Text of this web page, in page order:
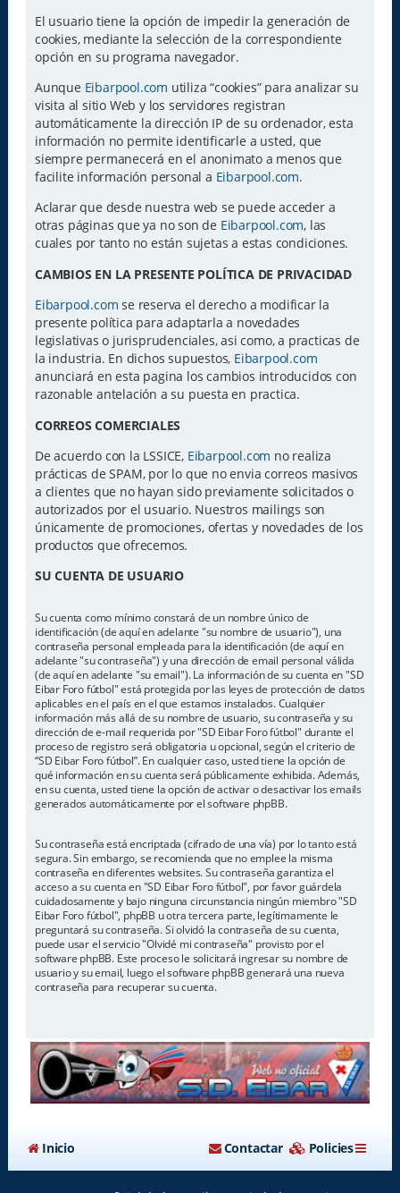
El usuario tiene la opción de impedir la generación de
cookies, mediante la selección de la correspondiente
opción en su programa navegador.
Aunque Eibarpool.com utiliza “cookies” para analizar su
visita al sitio Web y los servidores registran
automáticamente la dirección IP de su ordenador, esta
información no permite identificarle a usted, que
siempre permanecerá en el anonimato a menos que
facilite información personal a Eibarpool.com.
Aclarar que desde nuestra web se puede acceder a
otras páginas que ya no son de Eibarpool.com, las
cuales por tanto no están sujetas a estas condiciones.
CAMBIOS EN LA PRESENTE POLÍTICA DE PRIVACIDAD
Eibarpool.com se reserva el derecho a modificar la
presente política para adaptarla a novedades
legislativas o jurisprudenciales, asi como, a practicas de
la industria. En dichos supuestos, Eibarpool.com
anunciará en esta pagina los cambios introducidos con
razonable antelación a su puesta en practica.
CORREOS COMERCIALES
De acuerdo con la LSSICE, Eibarpool.com no realiza
prácticas de SPAM, por lo que no envia correos masivos
a clientes que no hayan sido previamente solicitados o
autorizados por el usuario. Nuestros mailings son
únicamente de promociones, ofertas y novedades de los
productos que ofrecemos.
SU CUENTA DE USUARIO
Su cuenta como mínimo constará de un nombre único de
identificación (de aquí en adelante "su nombre de usuario"), una
contraseña personal empleada para la identificación (de aquí en
adelante "su contraseña") y una dirección de email personal válida
(de aquí en adelante "su email"). La información de su cuenta en "SD
Eibar Foro fútbol" está protegida por las leyes de protección de datos
aplicables en el país en el que estamos instalados. Cualquier
información más allá de su nombre de usuario, su contraseña y su
dirección de e-mail requerida por "SD Eibar Foro fútbol" durante el
proceso de registro será obligatoria u opcional, según el criterio de
“SD Eibar Foro fútbol”. En cualquier caso, usted tiene la opción de
qué información en su cuenta será públicamente exhibida. Además,
en su cuenta, usted tiene la opción de activar o desactivar los emails
generados automáticamente por el software phpBB.
Su contraseña está encriptada (cifrado de una vía) por lo tanto está
segura. Sin embargo, se recomienda que no emplee la misma
contraseña en diferentes websites. Su contraseña garantiza el
acceso a su cuenta en "SD Eibar Foro fútbol", por favor guárdela
cuidadosamente y bajo ninguna circunstancia ningún miembro "SD
Eibar Foro fútbol", phpBB u otra tercera parte, legítimamente le
preguntará su contraseña. Si olvidó la contraseña de su cuenta,
puede usar el servicio "Olvidé mi contraseña" provisto por el
software phpBB. Este proceso le solicitará ingresar su nombre de
usuario y su email, luego el software phpBB generará una nueva
contraseña para recuperar su cuenta.
Inicio Policies
Contactar